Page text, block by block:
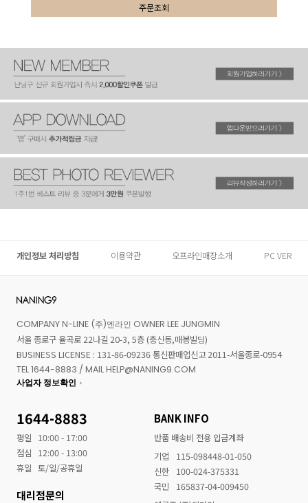
주문조회
개인정보 처리방침 이용약관 오프라인매장소개 PC VER
COMPANY N-LINE (주)엔라인 OWNER LEE JUNGMIN
서울 종로구 율곡로 22나길 20-3, 5층 (충신동,매봉빌딩)
BUSINESS LICENSE : 131-86-09236 통신판매업신고 2011-서울종로-0954
TEL 1644-8883 / MAIL HELP@NANING9.COM
사업자 정보확인
1644-8883
평일
10:00 - 17:00
점심
12:00 - 13:00
휴일 토/일/공휴일
대리점문의
BANK INFO
반품 배송비 전용 입금계좌
기업
115-098448-01-050
신한
100-024-375331
국민
165837-04-009450